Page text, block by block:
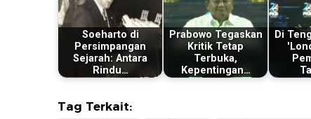
Soeharto di
Persimpangan
Sejarah: Antara
Rindu…
Prabowo Tegaskan
Kritik Tetap
Terbuka,
Kepentingan…
Di
Tag Terkait: